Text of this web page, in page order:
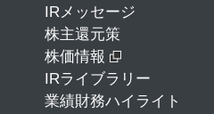
IRメッセージ
株主還元策
株価情報
IRライブラリー
業績財務ハイライト